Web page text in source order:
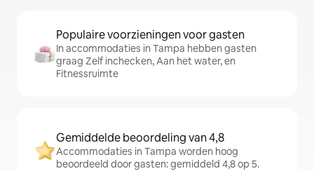
Populaire voorzieningen voor gasten
In accommodaties in Tampa hebben gasten
graag Zelf inchecken, Aan het water, en
Fitnessruimte
Gemiddelde beoordeling van 4,8
Accommodaties in Tampa worden hoog
beoordeeld door gasten: gemiddeld 4,8 op 5.